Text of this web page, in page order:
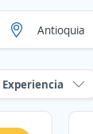
Experiencia